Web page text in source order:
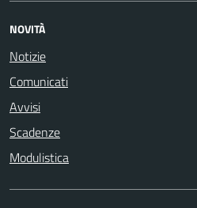
NOVITÀ
Notizie
Comunicati
Avvisi
Scadenze
Modulistica